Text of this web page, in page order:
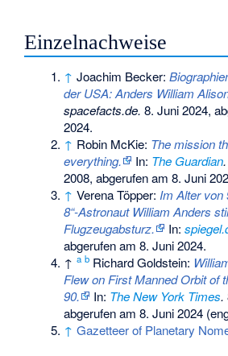
Einzelnachweise
↑ Joachim Becker:
der USA: Anders William Alison
spacefacts.de. 8. Juni 2024,
2024.
↑ Robin McKie: The mission
everything.
In: The Guardian.
2008, abgerufen am 8. Juni
↑ Verena Töpper: Im Alter von
8“-Astronaut William Anders
Flugzeugabsturz.
In:
abgerufen am 8. Juni 2024.
↑a b Richard Goldstein:
Flew on First Manned Orbit of
90.
In: The New York Times.
abgerufen am 8. Juni 2024
↑ Gazetteer of Planetary